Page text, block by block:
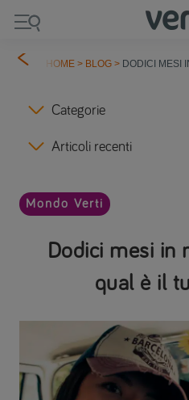
HOME > BLOG > DODICI MESI
Categorie
Articoli recenti
Dodici mesi in
qual è il
Mondo Verti